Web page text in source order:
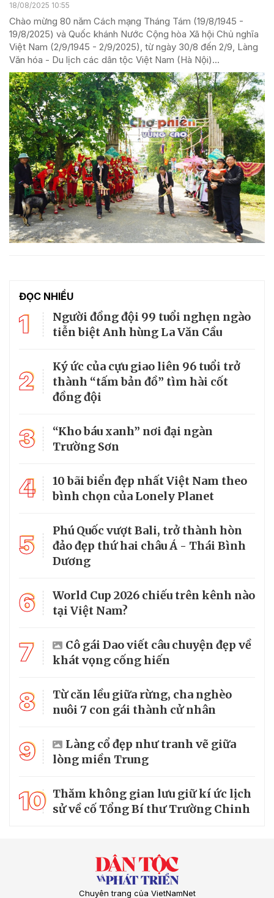
18/08/2025 10:55
Chào mừng 80 năm Cách mạng Tháng Tám (19/8/1945 -
19/8/2025) và Quốc khánh Nước Cộng hòa Xã hội Chủ nghĩa
Việt Nam (2/9/1945 - 2/9/2025), từ ngày 30/8 đến 2/9, Làng
Văn hóa - Du lịch các dân tộc Việt Nam (Hà Nội)...
ĐỌC NHIỀU
1
Người đồng đội 99 tuổi nghẹn ngào
tiễn biệt Anh hùng La Văn Cầu
2
Ký ức của cựu giao liên 96 tuổi trở
thành “tấm bản đồ” tìm hài cốt
đồng đội
3
“Kho báu xanh” nơi đại ngàn
Trường Sơn
4
10 bãi biển đẹp nhất Việt Nam theo
bình chọn của Lonely Planet
5
Phú Quốc vượt Bali, trở thành hòn
đảo đẹp thứ hai châu Á - Thái Bình
Dương
6
World Cup 2026 chiếu trên kênh nào
tại Việt Nam?
7
Cô gái Dao viết câu chuyện đẹp về
khát vọng cống hiến
8
Từ căn lều giữa rừng, cha nghèo
nuôi 7 con gái thành cử nhân
9
Làng cổ đẹp như tranh vẽ giữa
lòng miền Trung
10 Thăm không gian lưu giữ kí ức lịch
sử về cố Tổng Bí thư Trường Chinh
Chuyên trang của VietNamNet